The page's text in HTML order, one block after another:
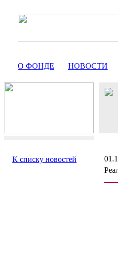
О ФОНДЕ НОВОСТИ
К списку новостей